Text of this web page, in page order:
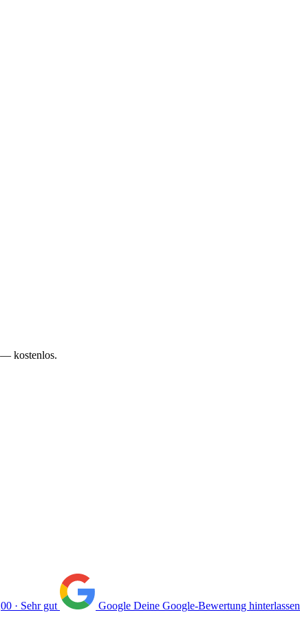
kostenlos.
· Sehr gut Google Deine Google-Bewertung hinterlassen